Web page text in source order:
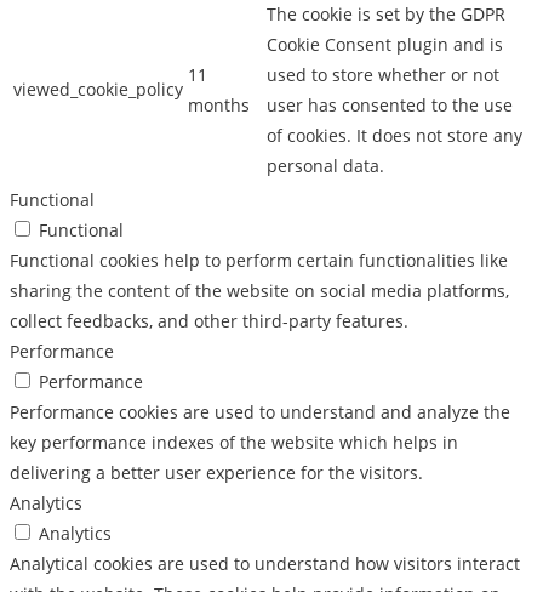
viewed_cookie_policy
11
months
The cookie is set by the GDPR
Cookie Consent plugin and is
used to store whether or not
user has consented to the use
of cookies. It does not store any
personal data.
Functional
Functional
Functional cookies help to perform certain functionalities like
sharing the content of the website on social media platforms,
collect feedbacks, and other third-party features.
Performance
Performance
Performance cookies are used to understand and analyze the
key performance indexes of the website which helps in
delivering a better user experience for the visitors.
Analytics
Analytics
Analytical cookies are used to understand how visitors interact